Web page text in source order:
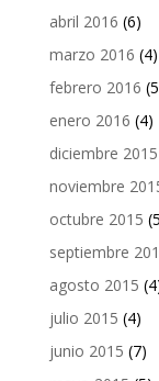
abril 2016 (6)
marzo 2016 (4)
febrero 2016
enero 2016 (4)
diciembre 2015
noviembre
octubre 2015
septiembre
agosto 2015
julio 2015 (4)
junio 2015 (7)